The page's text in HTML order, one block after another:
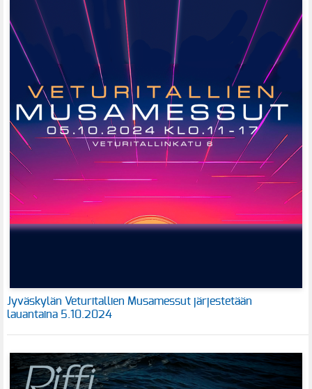
Jyväskylän Veturitallien Musamessut järjestetään
lauantaina 5.10.2024